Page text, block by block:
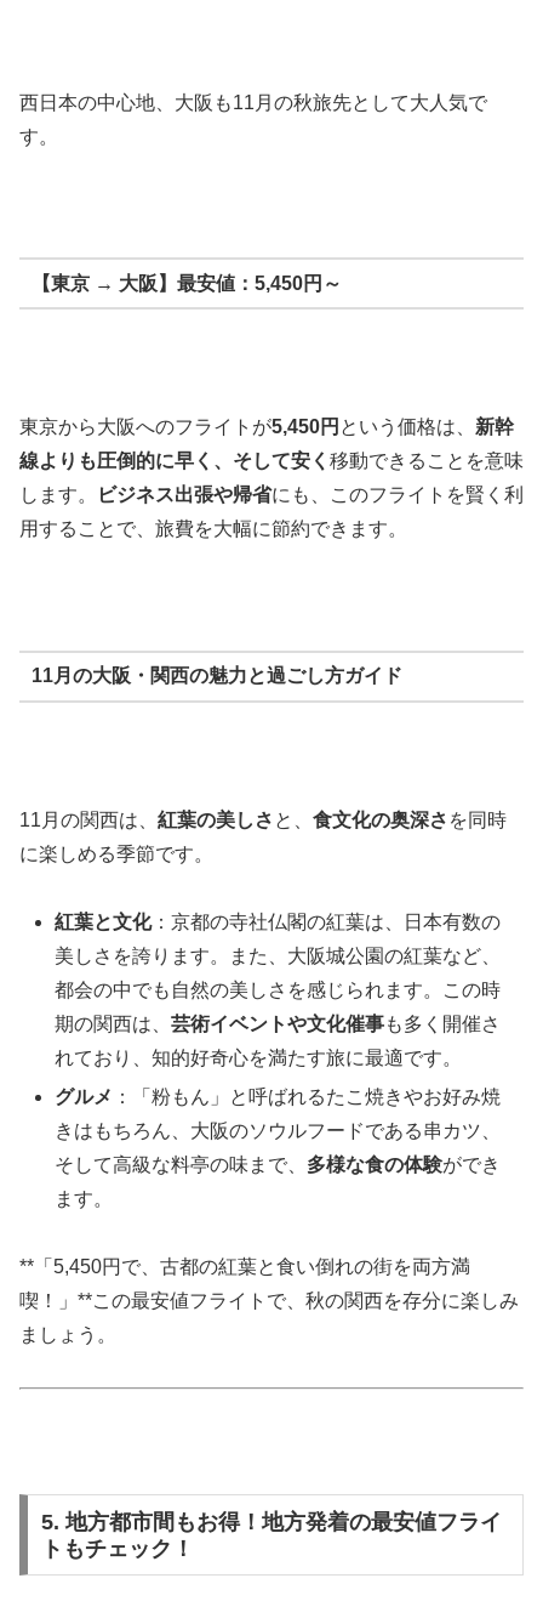
西日本の中心地、大阪も11月の秋旅先として大人気で
す。
【東京 → 大阪】最安値：5,450円～
東京から大阪へのフライトが5,450円 という価格は、 新幹
線よりも圧倒的に早く、そして安く 移動できることを意味
します。
ビジネス出張や帰省にも、このフライトを賢く利
用することで、旅費を大幅に節約できます。
11月の大阪・関西の魅力と過ごし方ガイド
11月の関西は、 紅葉の美しさ と、 食文化の奥深さ を同時
に楽しめる季節です。
紅葉と文化：京都の寺社仏閣の紅葉は、日本有数の
美しさを誇ります。また、大阪城公園の紅葉など、
都会の中でも自然の美しさを感じられます。この時
期の関西は、芸術イベントや文化催事も多く開催さ
れており、知的好奇心を満たす旅に最適です。
グルメ ：「粉もん」と呼ばれるたこ焼きやお好み焼
きはもちろん、大阪のソウルフードである串カツ、
そして高級な料亭の味まで、 多様な食の体験ができ
ます。
**「5,450円で、古都の紅葉と食い倒れの街を両方満
喫！」**この最安値フライトで、秋の関西を存分に楽しみ
ましょう。
5. 地方都市間もお得！地方発着の最安値フライ
トもチェック！